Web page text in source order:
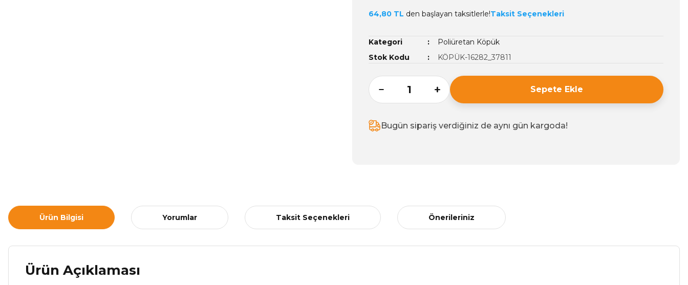
64,80 TL den başlayan taksitlerle!Taksit Seçenekleri
Kategori
Poliüretan Köpük
Stok Kodu
KÖPÜK-16282_37811
Sepete Ekle
Bugün sipariş verdiğiniz de aynı gün kargoda!
Ürün Bilgisi Yorumlar Taksit Seçenekleri Önerileriniz
Ürün Açıklaması